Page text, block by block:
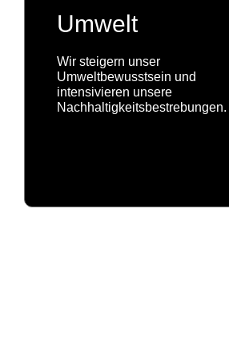
Umwelt
Wir steigern unser
Umweltbewusstsein und
intensivieren unsere
Nachhaltigkeitsbestrebungen.